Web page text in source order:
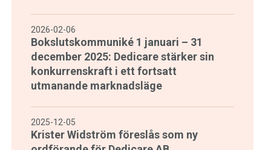
2026-02-06
Bokslutskommuniké 1 januari – 31
december 2025: Dedicare stärker sin
konkurrenskraft i ett fortsatt
utmanande marknadsläge
2025-12-05
Krister Widström föreslås som ny